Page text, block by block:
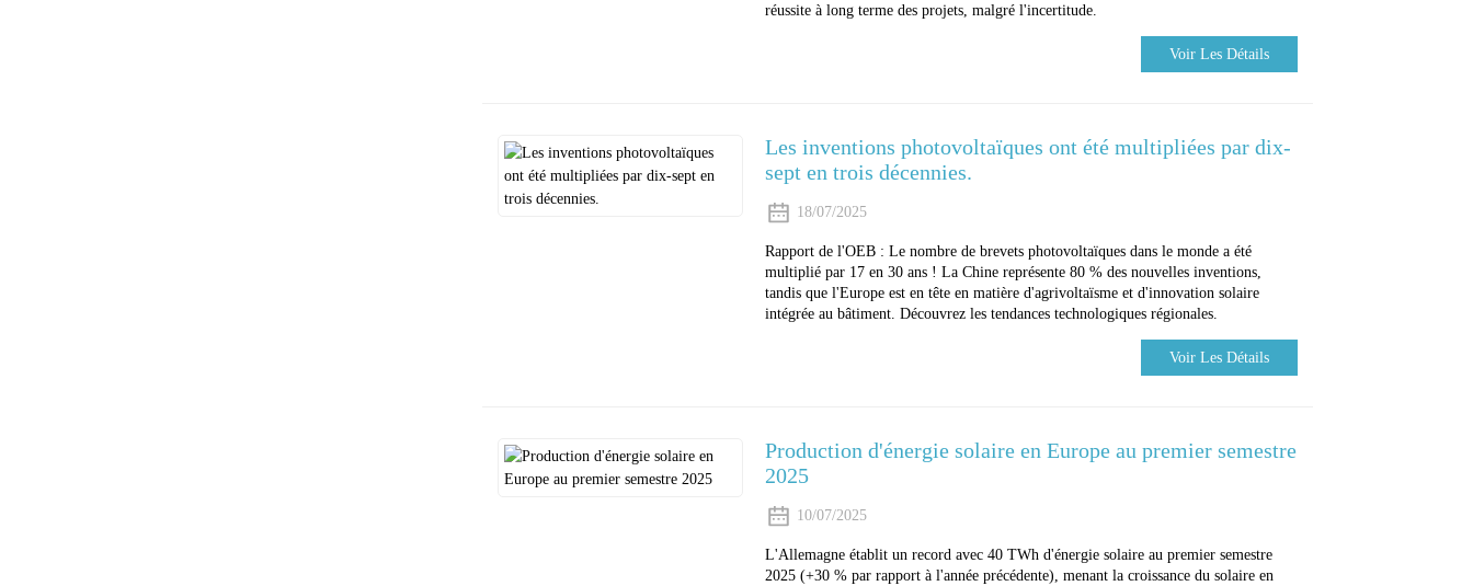
réussite à long terme des projets, malgré l'incertitude.
Voir Les Détails
Les inventions photovoltaïques ont été multipliées par dix-
sept en trois décennies.
18/07/2025
Rapport de l'OEB : Le nombre de brevets photovoltaïques dans le monde a été
multiplié par 17 en 30 ans ! La Chine représente 80 % des nouvelles inventions,
tandis que l'Europe est en tête en matière d'agrivoltaïsme et d'innovation solaire
intégrée au bâtiment. Découvrez les tendances technologiques régionales.
Voir Les Détails
Production d'énergie solaire en Europe au premier semestre
2025
10/07/2025
L'Allemagne établit un record avec 40 TWh d'énergie solaire au premier semestre
2025 (+30 % par rapport à l'année précédente), menant la croissance du solaire en